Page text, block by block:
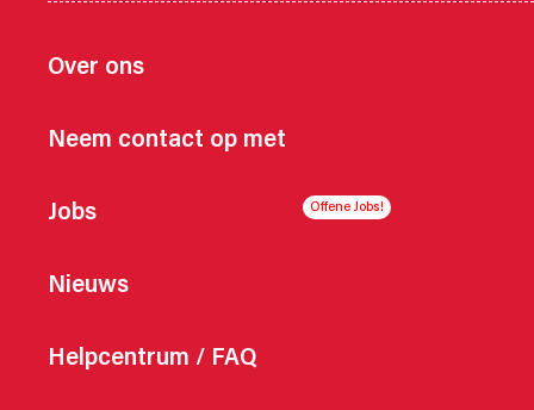
Over ons
Neem contact op met
Jobs
Nieuws
Helpcentrum / FAQ